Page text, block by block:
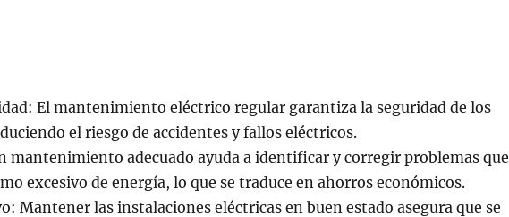
El mantenimiento eléctrico regular garantiza la seguridad de los
el riesgo de accidentes y fallos eléctricos.
mantenimiento adecuado ayuda a identificar y corregir problemas que
excesivo de energía, lo que se traduce en ahorros económicos.
Mantener las instalaciones eléctricas en buen estado asegura que se